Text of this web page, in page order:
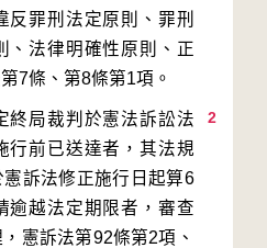
反罪刑法定原則、罪刑
、法律明確性原則、正
2
終局裁判於憲法訴訟法
行前已送達者，其法規
訴法修正施行日起算6
逾越法定期限者，審查
憲訴法第92條第2項、